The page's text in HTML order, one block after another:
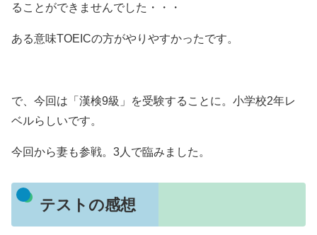
ることができませんでした・・・
ある意味TOEICの方がやりやすかったです。
で、今回は「漢検9級」を受験することに。小学校2年レ
ベルらしいです。
今回から妻も参戦。3人で臨みました。
テストの感想